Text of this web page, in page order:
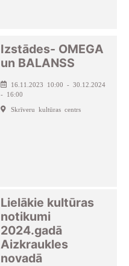
Izstādes- OMEGA
un BALANSS
16.11.2023 10:00 - 30.12.2024
- 16:00
Skrīveru kultūras centrs
Lielākie kultūras
notikumi
2024.gadā
Aizkraukles
novadā